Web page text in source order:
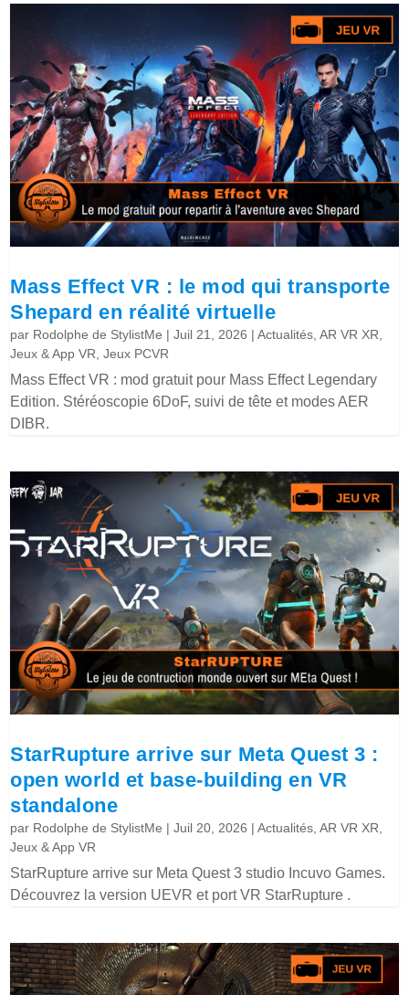
Mass Effect VR : le mod qui transporte
Shepard en réalité virtuelle
par Rodolphe de StylistMe |Juil 21, 2026 |Actualités ,AR VR XR
Jeux & App VR ,Jeux PCVR
Mass Effect VR : mod gratuit pour Mass Effect Legendary
Edition. Stéréoscopie 6DoF, suivi de tête et modes AER
DIBR.
StarRupture arrive sur Meta Quest 3 :
open world et base-building en VR
standalone
par Rodolphe de StylistMe |Juil 20, 2026 |Actualités ,AR VR XR
Jeux & App VR
StarRupture arrive sur Meta Quest 3 studio Incuvo Games.
Découvrez la version UEVR et port VR StarRupture .